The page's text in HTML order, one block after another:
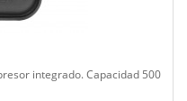
integrado. Capacidad 500